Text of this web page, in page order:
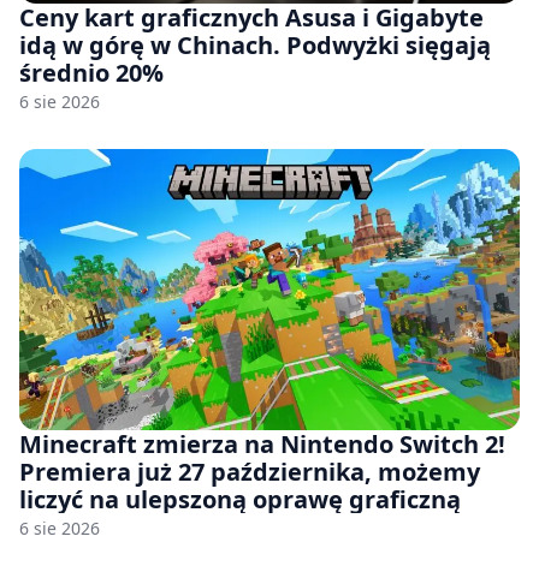
Ceny kart graficznych Asusa i Gigabyte
idą w górę w Chinach. Podwyżki sięgają
średnio 20%
6 sie 2026
Minecraft zmierza na Nintendo Switch 2!
Premiera już 27 października, możemy
liczyć na ulepszoną oprawę graficzną
6 sie 2026